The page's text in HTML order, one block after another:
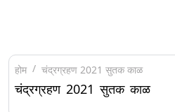
होम चंद्रग्रहण 2021 सुतक काळ
चंद्रग्रहण 2021 सुतक काळ